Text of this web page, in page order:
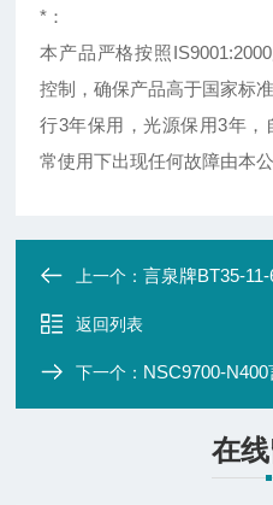
*：
本产品严格按照
控制，确保产品高于国家标
行3年保用，光源保用3年
常使用下出现任何故障由本
上一个：言泉牌BT35-
返回列表
下一个： NSC9700-
在